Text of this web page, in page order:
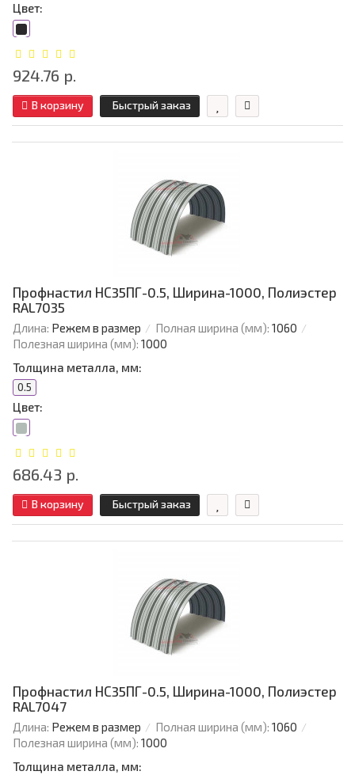
Цвет:
924.76 р.
В корзину Быстрый заказ
Профнастил НС35ПГ-0.5, Ширина-1000, Полиэстер
RAL7035
Длина: Режем в размер Полная ширина (мм): 1060
Полезная ширина (мм): 1000
Толщина металла, мм:
0.5
Цвет:
686.43 р.
В корзину Быстрый заказ
Профнастил НС35ПГ-0.5, Ширина-1000, Полиэстер
RAL7047
Длина: Режем в размер Полная ширина (мм): 1060
Полезная ширина (мм): 1000
Толщина металла, мм: